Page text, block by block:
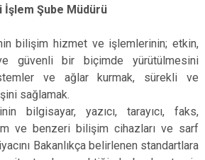
İşlem Şube Müdürü
bilişim hizmet ve işlemlerinin; etkin,
güvenli bir biçimde yürütülmesini
ve ağlar kurmak, sürekli ve
sağlamak.
bilgisayar, yazıcı, tarayıcı, faks,
ve benzeri bilişim cihazları ve sarf
Bakanlıkça belirlenen standartlara